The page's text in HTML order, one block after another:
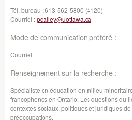
Tél. bureau :613-562-5800 (4120)
Courriel :pdalley@uottawa.ca
Mode de communication préféré :
Courriel
Renseignement sur la recherche :
Spécialiste en éducation en milieu
francophones en Ontario. Les questions du
contextes sociaux, politiques et juridiques
préoccupations.